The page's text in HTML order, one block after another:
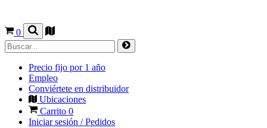
0
Precio fijo por 1 año
Empleo
Conviértete en distribuidor
Ubicaciones
Carrito 0
Iniciar sesión / Pedidos